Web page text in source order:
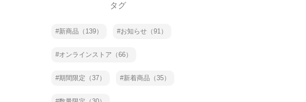
タグ
新商品（139） お知らせ（91）
オンラインストア（66）
期間限定（37） 新着商品（35）